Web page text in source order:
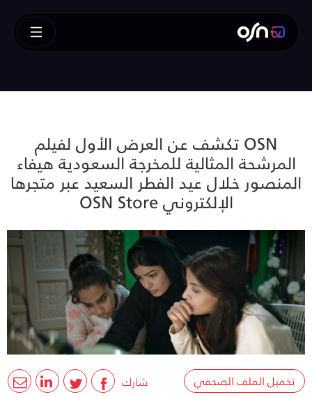
OSN تكشف عن العرض الأول لفيلم
المرشحة المثالية للمخرجة السعودية هيفاء
المنصور خلال عيد الفطر السعيد عبر متجرها
الإلكتروني OSN Store
شارك
تحميل الملف الصحفي